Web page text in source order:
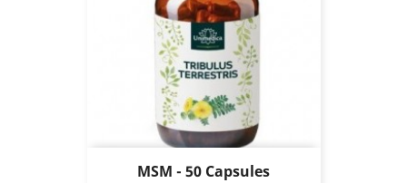
MSM - 50 Capsules